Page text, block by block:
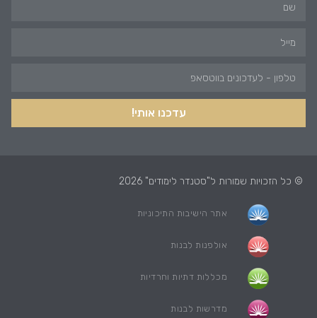
עדכנו אותי!
© כל הזכויות שמורות ל"סטנדר לימודים" 2026
אתר הישיבות התיכוניות
אולפנות לבנות
מכללות דתיות וחרדיות
מדרשות לבנות